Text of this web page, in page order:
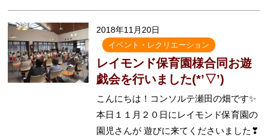
2018年11月20日
イベント・レクリエーション
レイモンド保育園様合同お遊
戯会を行いました(*’▽’)
こんにちは！コンソルテ瀬田の畑です✨
本日１１月２０日にレイモンド保育園の
園児さんが 遊びに来てくださいました❣